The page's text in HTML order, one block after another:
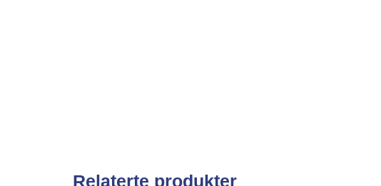
Relaterte produkter